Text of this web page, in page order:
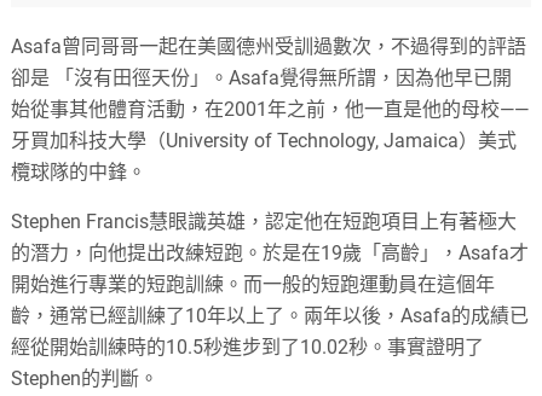
Asafa曾同哥哥一起在美國德州受訓過數次，不過得到的評語
卻是 「沒有田徑天份」。Asafa覺得無所謂，因為他早已開
始從事其他體育活動，在2001年之前，他一直是他的母校——
牙買加科技大學（University of Technology, Jamaica）美式
欖球隊的中鋒。
Stephen Francis慧眼識英雄，認定他在短跑項目上有著極大
的潛力，向他提出改練短跑。於是在19歲「高齡」，Asafa才
開始進行專業的短跑訓練。而一般的短跑運動員在這個年
齡，通常已經訓練了10年以上了。兩年以後，Asafa的成績已
經從開始訓練時的10.5秒進步到了10.02秒。事實證明了
Stephen的判斷。